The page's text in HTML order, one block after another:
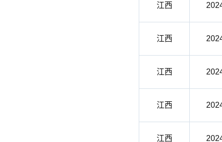
江西
江西
江西
江西
江西